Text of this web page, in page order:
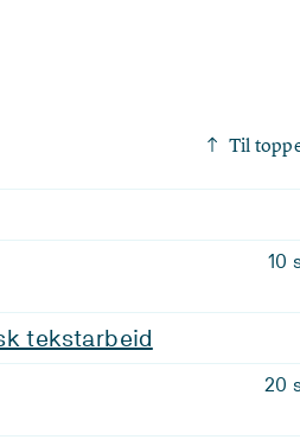
Til
10
tekstarbeid
20